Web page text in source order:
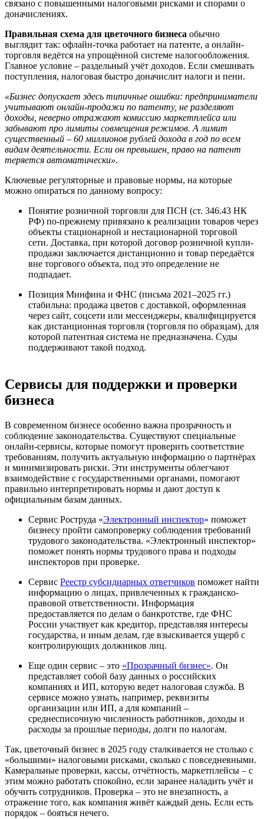
связано с повышенными налоговыми рисками и спорами о
доначислениях.
Правильная схема для цветочного бизнеса обычно
выглядит так: офлайн-точка работает на патенте, а онлайн-
торговля ведётся на упрощённой системе налогообложения.
Главное условие – раздельный учёт доходов. Если смешивать
поступления, налоговая быстро доначислит налоги и пени.
«Бизнес допускает здесь типичные ошибки: предприниматели
учитывают онлайн-продажи по патенту, не разделяют
доходы, неверно отражают комиссию маркетплейса или
забывают про лимиты совмещения режимов. А лимит
существенный – 60 миллионов рублей дохода в год по всем
видам деятельности. Если он превышен, право на патент
теряется автоматически».
Ключевые регуляторные и правовые нормы, на которые
можно опираться по данному вопросу:
Понятие розничной торговли для ПСН (ст. 346.43 НК
РФ) по-прежнему привязано к реализации товаров через
объекты стационарной и нестационарной торговой
сети. Доставка, при которой договор розничной купли-
продажи заключается дистанционно и товар передаётся
вне торгового объекта, под это определение не
подпадает.
Позиция Минфина и ФНС (письма 2021–2025 гг.)
стабильна: продажа цветов с доставкой, оформленная
через сайт, соцсети или мессенджеры, квалифицируется
как дистанционная торговля (торговля по образцам), для
которой патентная система не предназначена. Суды
поддерживают такой подход.
Сервисы для поддержки и проверки
бизнеса
В современном бизнесе особенно важна прозрачность и
соблюдение законодательства. Существуют специальные
онлайн-сервисы, которые помогут проверить соответствие
требованиям, получить актуальную информацию о партнёрах
и минимизировать риски. Эти инструменты облегчают
взаимодействие с государственными органами, помогают
правильно интерпретировать нормы и дают доступ к
официальным базам данных.
Сервис Роструда «Электронный инспектор» поможет
бизнесу пройти самопроверку соблюдения требований
трудового законодательства. «Электронный инспектор»
поможет понять нормы трудового права и подходы
инспекторов при проверке.
Сервис Реестр субсидиарных ответчиков поможет найти
информацию о лицах, привлеченных к гражданско-
правовой ответственности. Информация
предоставляется по делам о банкротстве, где ФНС
России участвует как кредитор, представляя интересы
государства, и иным делам, где взыскивается ущерб с
контролирующих должников лиц.
Еще один сервис – это «Прозрачный бизнес». Он
представляет собой базу данных о российских
компаниях и ИП, которую ведет налоговая служба. В
сервисе можно узнать, например, реквизиты
организации или ИП, а для компаний –
среднесписочную численность работников, доходы и
расходы за прошлые периоды, долги по налогам.
Так, цветочный бизнес в 2025 году сталкивается не столько с
«большими» налоговыми рисками, сколько с повседневными.
Камеральные проверки, кассы, отчётность, маркетплейсы – с
этим можно работать спокойно, если заранее наладить учёт и
обучить сотрудников. Проверка – это не внезапность, а
отражение того, как компания живёт каждый день. Если есть
порядок – бояться нечего.